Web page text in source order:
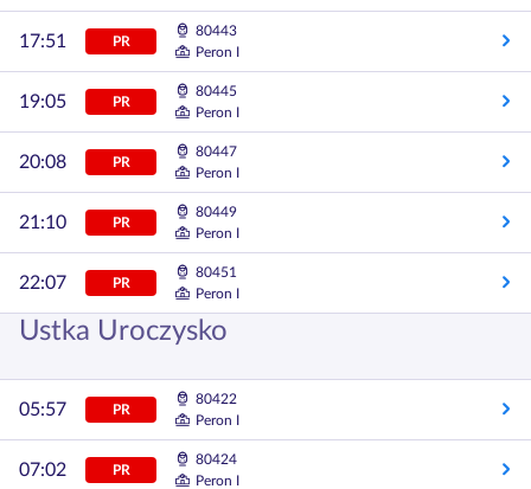
17:51 PR
80443
Peron I
19:05 PR
80445
Peron I
20:08 PR
80447
Peron I
21:10 PR
80449
Peron I
22:07 PR
80451
Peron I
Ustka Uroczysko
05:57 PR
80422
Peron I
07:02 PR
80424
Peron I